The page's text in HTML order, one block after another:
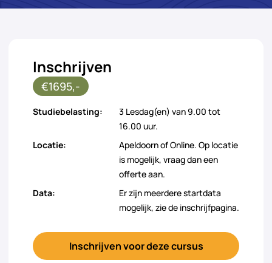
Inschrijven
€1695,-
Studiebelasting:
3 Lesdag(en) van 9.00 tot
16.00 uur.
Locatie:
Apeldoorn of Online. Op locatie
is mogelijk, vraag dan een
offerte aan.
Data:
Er zijn meerdere startdata
mogelijk, zie de inschrijfpagina.
Inschrijven voor deze cursus